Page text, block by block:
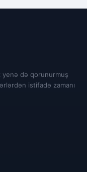
yenə də qorunurmuş
istifadə zamanı